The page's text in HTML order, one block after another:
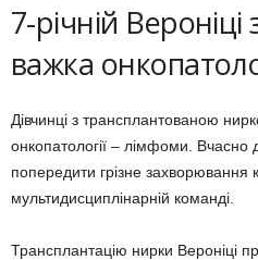
7-річній
важка
Дівчинці з трансплантованою
онкопатології – лімфоми. Вчасно
попередити грізне захворювання
мультидисциплінарній команді.
Трансплантацію нирки Вероніці